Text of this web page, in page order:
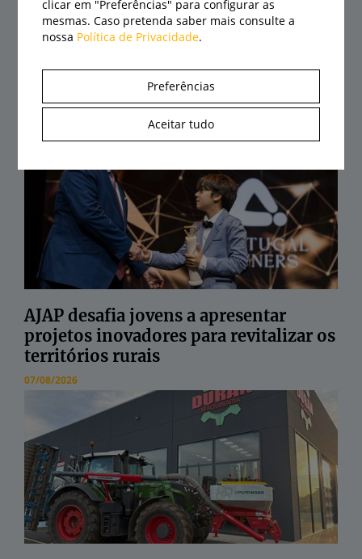
recinto renovado e centenas de
expositores
AJAP desafia jovens a apresentar
projetos inovadores para revitalizar os
territórios rurais
07/08/2026
clicar em "Preferências" para configurar as
mesmas. Caso pretenda saber mais consulte a
nossa Política de Privacidade.
Preferências
Aceitar tudo